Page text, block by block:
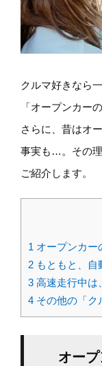
クルマ好きなら
「オープンカー
さらに、昔はオ
事実も…。その
ご紹介します。
1 オープンカー
2 もともと、自
3 高速走行中は
4 その他の「ク
オー